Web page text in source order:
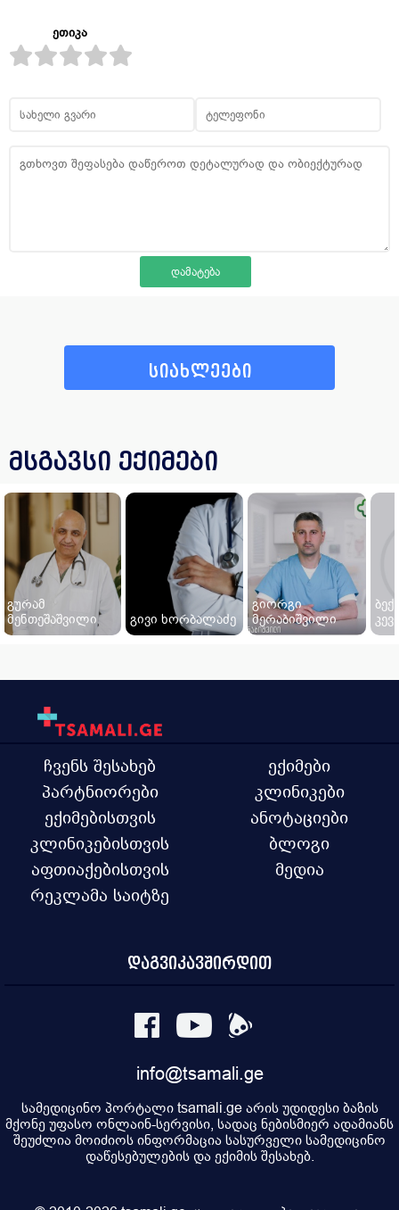
ეთიკა
სიახლეები
მსგავსი ექიმები
გურამ
მენთეშაშვილი
გივი ხორბალაძე
გიორგი
მერაბიშვილი
ჩვენს შესახებ
პარტნიორები
ექიმებისთვის
კლინიკებისთვის
აფთიაქებისთვის
რეკლამა საიტზე
ექიმები
კლინიკები
ანოტაციები
ბლოგი
მედია
დაგვიკავშირდით
info@tsamali.ge
სამედიცინო პორტალი tsamali.ge არის უდიდესი ბაზის
მქონე უფასო ონლაინ-სერვისი, სადაც ნებისმიერ ადამიანს
შეუძლია მოიძიოს ინფორმაცია სასურველი სამედიცინო
დაწესებულების და ექიმის შესახებ.